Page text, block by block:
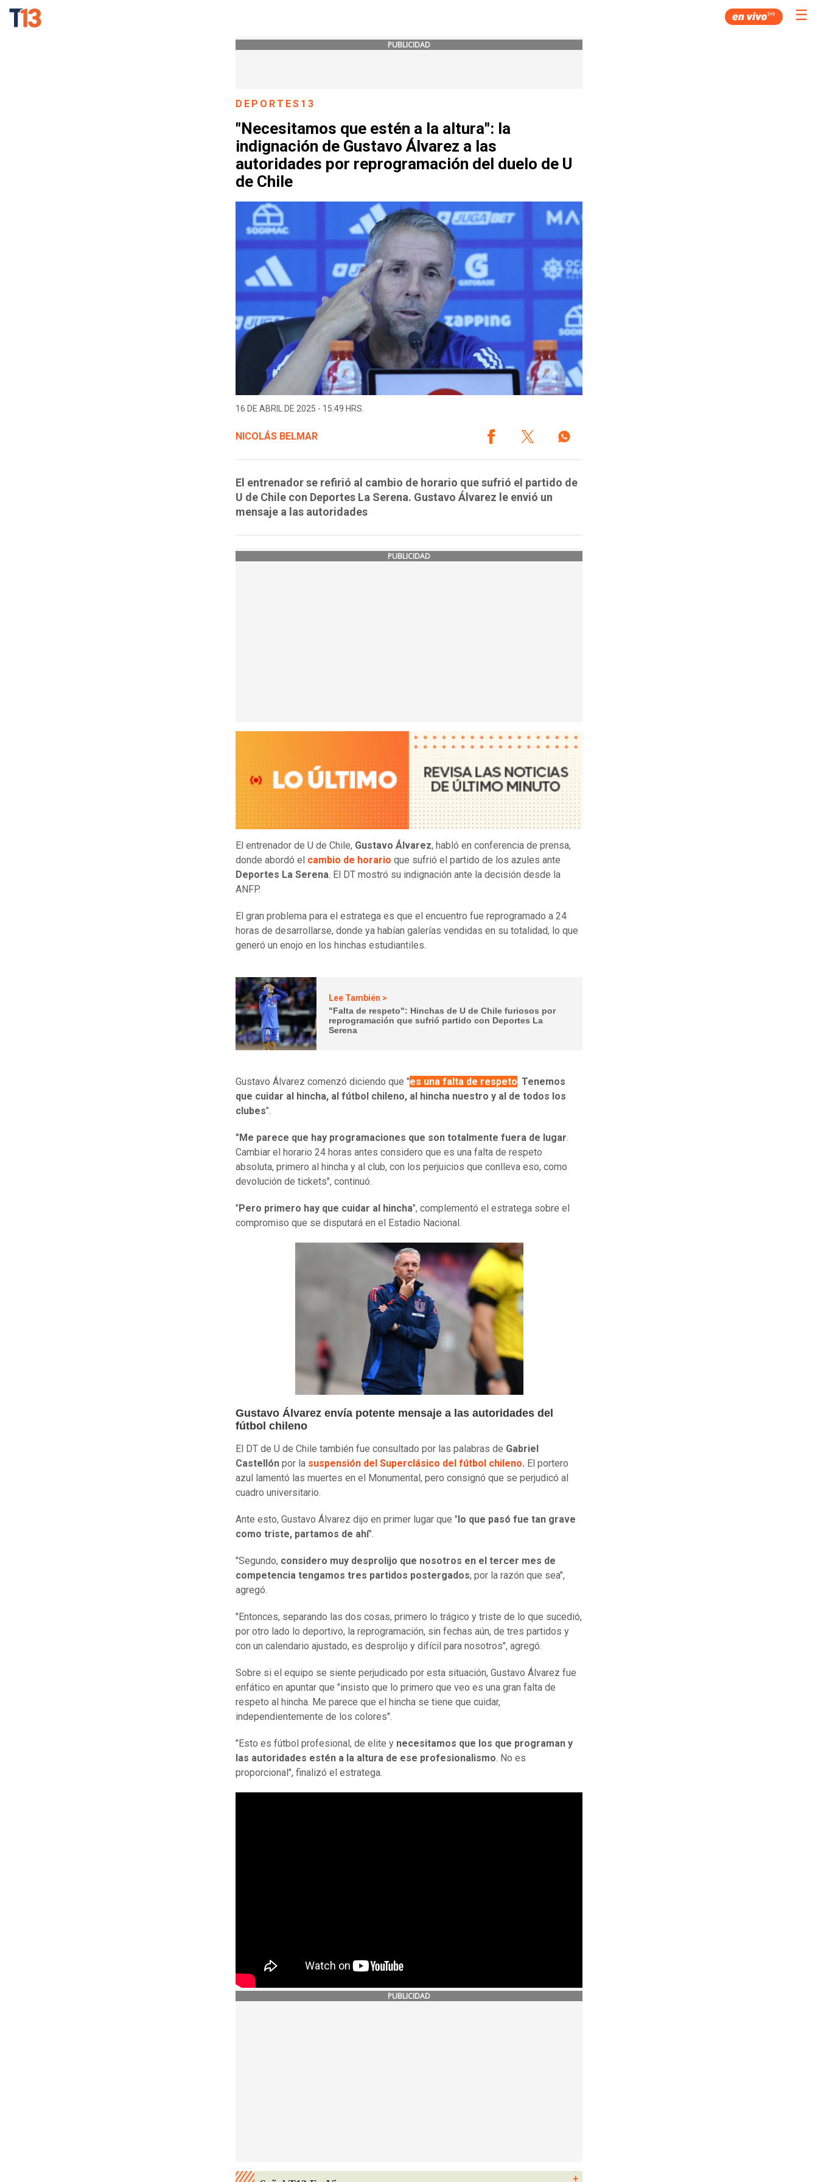
☰
PUBLICIDAD
DEPORTES13
"Necesitamos que estén a la altura": la
indignación de Gustavo Álvarez a las
autoridades por reprogramación del duelo de U
de Chile
16 DE ABRIL DE 2025 - 15:49 HRS.
NICOLÁS BELMAR
El entrenador se refirió al cambio de horario que sufrió el partido de
U de Chile con Deportes La Serena. Gustavo Álvarez le envió un
mensaje a las autoridades
PUBLICIDAD
El entrenador de U de Chile, Gustavo Álvarez, habló en conferencia de prensa,
donde abordó el cambio de horario que sufrió el partido de los azules ante
Deportes La Serena. El DT mostró su indignación ante la decisión desde la
ANFP.
El gran problema para el estratega es que el encuentro fue reprogramado a 24
horas de desarrollarse, donde ya habían galerías vendidas en su totalidad, lo que
generó un enojo en los hinchas estudiantiles.
Lee También >
"Falta de respeto": Hinchas de U de Chile furiosos por
reprogramación que sufrió partido con Deportes La
Serena
Gustavo Álvarez comenzó diciendo que "es una falta de respeto. Tenemos
que cuidar al hincha, al fútbol chileno, al hincha nuestro y al de todos los
clubes".
"Me parece que hay programaciones que son totalmente fuera de lugar.
Cambiar el horario 24 horas antes considero que es una falta de respeto
absoluta, primero al hincha y al club, con los perjuicios que conlleva eso, como
devolución de tickets", continuó.
" Pero primero hay que cuidar al hincha", complementó el estratega sobre el
compromiso que se disputará en el Estadio Nacional.
Gustavo Álvarez envía potente mensaje a las autoridades del
fútbol chileno
El DT de U de Chile también fue consultado por las palabras de Gabriel
Castellón por la suspensión del Superclásico del fútbol chileno. El portero
azul lamentó las muertes en el Monumental, pero consignó que se perjudicó al
cuadro universitario.
Ante esto, Gustavo Álvarez dijo en primer lugar que " lo que pasó fue tan grave
como triste, partamos de ahí".
"Segundo, considero muy desprolijo que nosotros en el tercer mes de
competencia tengamos tres partidos postergados, por la razón que sea",
agregó.
"Entonces, separando las dos cosas, primero lo trágico y triste de lo que sucedió,
por otro lado lo deportivo, la reprogramación, sin fechas aún, de tres partidos y
con un calendario ajustado, es desprolijo y difícil para nosotros", agregó.
Sobre si el equipo se siente perjudicado por esta situación, Gustavo Álvarez fue
enfático en apuntar que "insisto que lo primero que veo es una gran falta de
respeto al hincha. Me parece que el hincha se tiene que cuidar,
independientemente de los colores".
"Esto es fútbol profesional, de elite y necesitamos que los que programan y
las autoridades estén a la altura de ese profesionalismo. No es
proporcional", finalizó el estratega.
PUBLICIDAD